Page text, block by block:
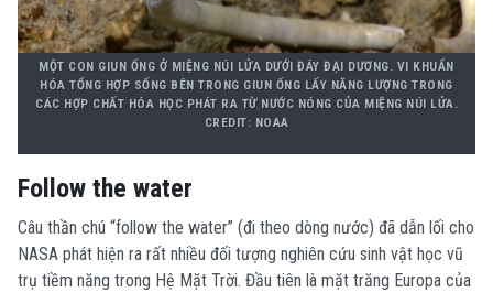
MỘT CON GIUN ỐNG Ở MIỆNG NÚI LỬA DƯỚI ĐÁY ĐẠI DƯƠNG. VI KHUẨN
HÓA TỔNG HỢP SỐNG BÊN TRONG GIUN ỐNG LẤY NĂNG LƯỢNG TRONG
CÁC HỢP CHẤT HÓA HỌC PHÁT RA TỪ NƯỚC NÓNG CỦA MIỆNG NÚI LỬA.
CREDIT: NOAA
Follow the water
Câu thần chú “follow the water” (đi theo dòng nước) đã dẫn lối cho
NASA phát hiện ra rất nhiều đối tượng nghiên cứu sinh vật học vũ
trụ tiềm năng trong Hệ Mặt Trời. Đầu tiên là mặt trăng Europa của